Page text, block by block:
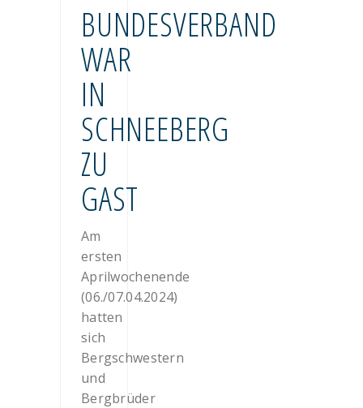
BUNDESVERBAND
WAR
IN
SCHNEEBERG
ZU
GAST
Am
ersten
Aprilwochenende
(06./07.04.2024)
hatten
sich
Bergschwestern
und
Bergbrüder